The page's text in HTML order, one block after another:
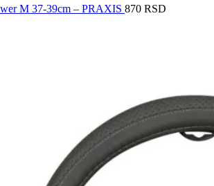
M 37-39cm – PRAXIS 870 RSD